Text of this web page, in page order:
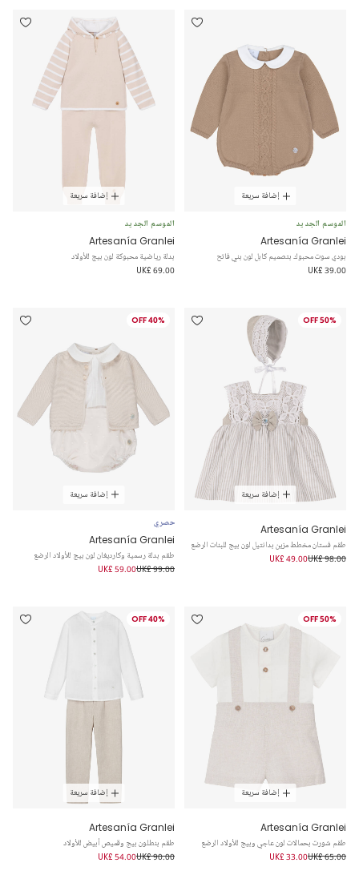
إضافة سريعة
الموسم الجديد
Artesanía Granlei
بودي سوت محبوك بتصميم كابل لون بني فاتح
UK£ 39.00
إضافة سريعة
الموسم الجديد
Artesanía Granlei
بدلة رياضية محبوكة لون بيج للأولاد
UK£ 69.00
50% OFF
إضافة سريعة
Artesanía Granlei
طقم فستان مخطط مزين بدانتيل لون بيج للبنات الرضع
UK£ 98.00
UK£ 49.00
40% OFF
إضافة سريعة
حصري
Artesanía Granlei
طقم بدلة رسمية وكارديغان لون بيج للأولاد الرضع
UK£ 99.00
UK£ 59.00
50% OFF
إضافة سريعة
Artesanía Granlei
طقم شورت بحمالات لون عاجي وبيج للأولاد الرضع
UK£ 65.00
UK£ 33.00
40% OFF
إضافة سريعة
Artesanía Granlei
طقم بنطلون بيج وقميص أبيض للأولاد
UK£ 90.00
UK£ 54.00